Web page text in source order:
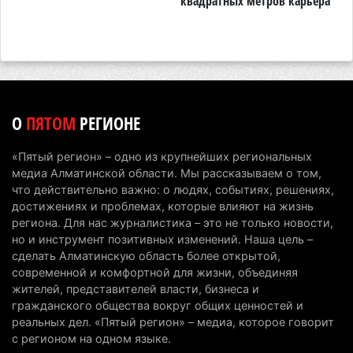
первоклассников начнут учить искусственному
6 августа 2026 г. 10:47
Казахстанцы назвали доход, при котором не
считают себя бедными
6 августа 2026 г. 09:52 164
Пожар в Аксайском ущелье под Алматы
полностью ликвидирован спустя три дня
6 августа 2026 г. 08:51 239
ОПЯТОМ РЕГИОНЕ
«Пятый регион» – одно из крупнейших региональных
медиа Алматинской области. Мы рассказываем о том,
что действительно важно: о людях, событиях, решениях,
достижениях и проблемах, которые влияют на жизнь
региона. Для нас журналистика – это не только новости,
но и инструмент позитивных изменений. Наша цель –
сделать Алматинскую область более открытой,
современной и комфортной для жизни, объединяя
жителей, представителей власти, бизнеса и
гражданского общества вокруг общих ценностей и
реальных дел. «Пятый регион» – медиа, которое говорит
с регионом на одном языке.